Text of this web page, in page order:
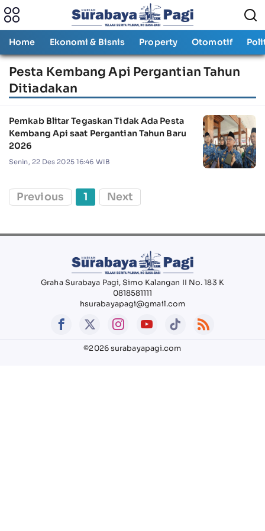
Home Ekonomi & Bisnis Property Otomotif
Pesta Kembang Api Pergantian Tahun
Ditiadakan
Pemkab Blitar Tegaskan Tidak Ada Pesta
Kembang Api saat Pergantian Tahun Baru
2026
Senin, 22 Des 2025 16:46 WIB
Previous 1 Next
Graha Surabaya Pagi, Simo Kalangan II No. 183 K
0818581111
hsurabayapagi@gmail.com
©2026 surabayapagi.com